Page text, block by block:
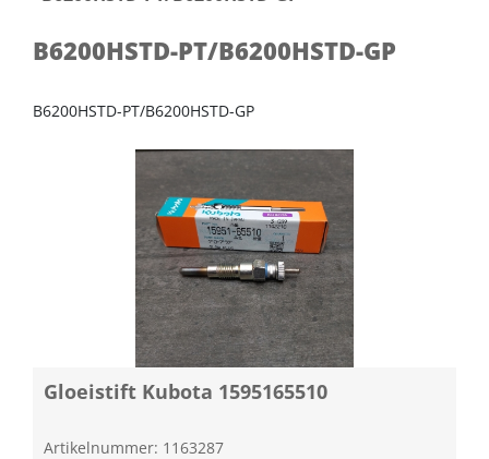
B6200HSTD-PT/B6200HSTD-GP
B6200HSTD-PT/B6200HSTD-GP
Gloeistift Kubota 1595165510
Artikelnummer: 1163287